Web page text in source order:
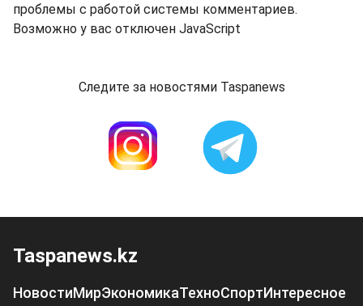
проблемы с работой системы комментариев.
Возможно у вас отключен JavaScript
Следите за новостями Taspanews
Taspanews.kz
НовостиМирЭкономикаТехноСпортИнтересное